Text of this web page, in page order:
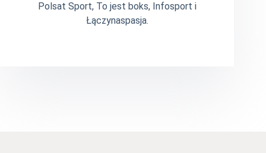
Polsat Sport, To jest boks, Infosport i
Łączynaspasja.